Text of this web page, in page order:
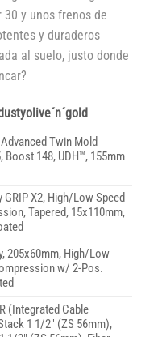
y unos frenos de
y duraderos
al suelo, justo donde
Twin Mold
Boost 148, UDH™, 155mm
GRIP X2, High/Low Speed
Tapered, 15x110mm,
205x60mm, High/Low
w/ 2-Pos.
(Integrated Cable
1 1/2″ (ZS 56mm),